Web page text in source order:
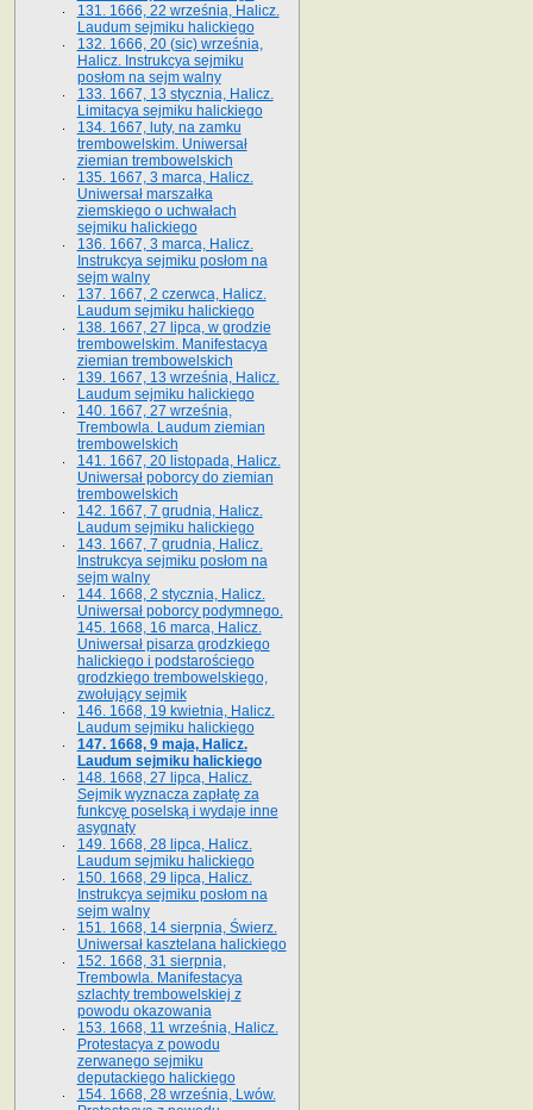
131. 1666, 22 września, Halicz.
Laudum sejmiku halickiego
132. 1666, 20 (sic) września,
Halicz. Instrukcya sejmiku
posłom na sejm walny
133. 1667, 13 stycznia, Halicz.
Limitacya sejmiku halickiego
134. 1667, luty, na zamku
trembowelskim. Uniwersał
ziemian trembowelskich
135. 1667, 3 marca, Halicz.
Uniwersał marszałka
ziemskiego o uchwałach
sejmiku halickiego
136. 1667, 3 marca, Halicz.
Instrukcya sejmiku posłom na
sejm walny
137. 1667, 2 czerwca, Halicz.
Laudum sejmiku halickiego
138. 1667, 27 lipca, w grodzie
trembowelskim. Manifestacya
ziemian trembowelskich
139. 1667, 13 września, Halicz.
Laudum sejmiku halickiego
140. 1667, 27 września,
Trembowla. Laudum ziemian
trembowelskich
141. 1667, 20 listopada, Halicz.
Uniwersał poborcy do ziemian
trembowelskich
142. 1667, 7 grudnia, Halicz.
Laudum sejmiku halickiego
143. 1667, 7 grudnia, Halicz.
Instrukcya sejmiku posłom na
sejm walny
144. 1668, 2 stycznia, Halicz.
Uniwersał poborcy podymnego.
145. 1668, 16 marca, Halicz.
Uniwersał pisarza grodzkiego
halickiego i podstarościego
grodzkiego trembowelskiego,
zwołujący sejmik
146. 1668, 19 kwietnia, Halicz.
Laudum sejmiku halickiego
147. 1668, 9 maja, Halicz.
Laudum sejmiku halickiego
148. 1668, 27 lipca, Halicz.
Sejmik wyznacza zapłatę za
funkcyę poselską i wydaje inne
asygnaty
149. 1668, 28 lipca, Halicz.
Laudum sejmiku halickiego
150. 1668, 29 lipca, Halicz.
Instrukcya sejmiku posłom na
sejm walny
151. 1668, 14 sierpnia, Świerz.
Uniwersał kasztelana halickiego
152. 1668, 31 sierpnia,
Trembowla. Manifestacya
szlachty trembowelskiej z
powodu okazowania
153. 1668, 11 września, Halicz.
Protestacya z powodu
zerwanego sejmiku
deputackiego halickiego
154. 1668, 28 września, Lwów.